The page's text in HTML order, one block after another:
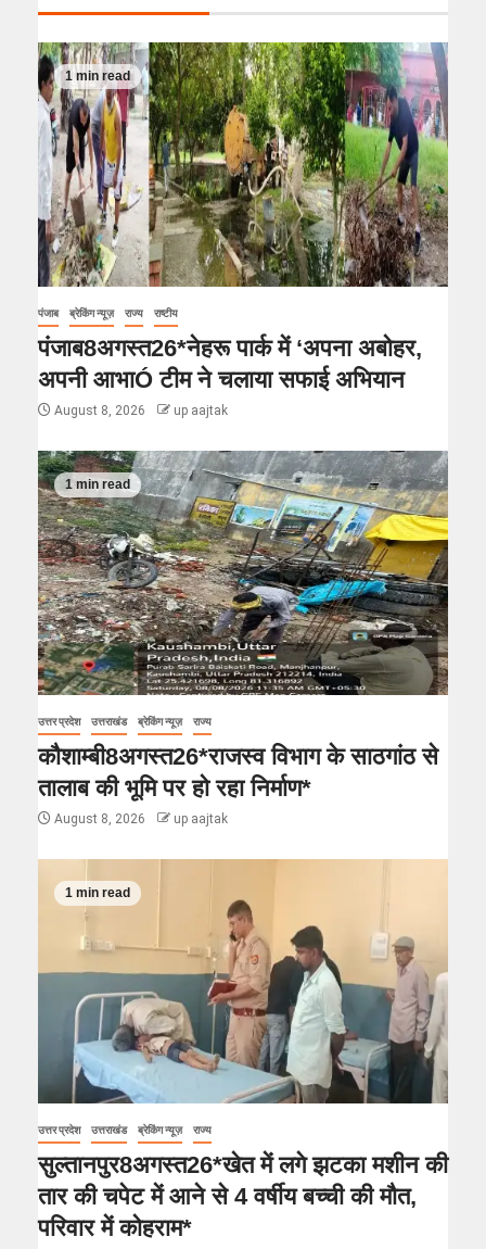
1 min read
पंजाब ब्रेकिंग न्यूज़ राज्य राष्टीय
पंजाब8अगस्त26*नेहरू पार्क में ‘अपना अबोहर,
अपनी आभाÓ टीम ने चलाया सफाई अभियान
August 8, 2026 up aajtak
1 min read
उत्तर प्रदेश उत्तराखंड ब्रेकिंग न्यूज़ राज्य
कौशाम्बी8अगस्त26*राजस्व विभाग के साठगांठ से
तालाब की भूमि पर हो रहा निर्माण*
August 8, 2026 up aajtak
1 min read
उत्तर प्रदेश उत्तराखंड ब्रेकिंग न्यूज़ राज्य
सुल्तानपुर8अगस्त26*खेत में लगे झटका मशीन की
तार की चपेट में आने से 4 वर्षीय बच्ची की मौत,
परिवार में कोहराम*